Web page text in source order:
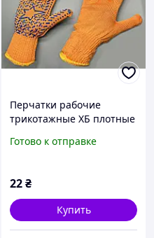
Перчатки рабочие
трикотажные ХБ плотные
протектором Звезда для
Готово к отправке
22₴
Купить